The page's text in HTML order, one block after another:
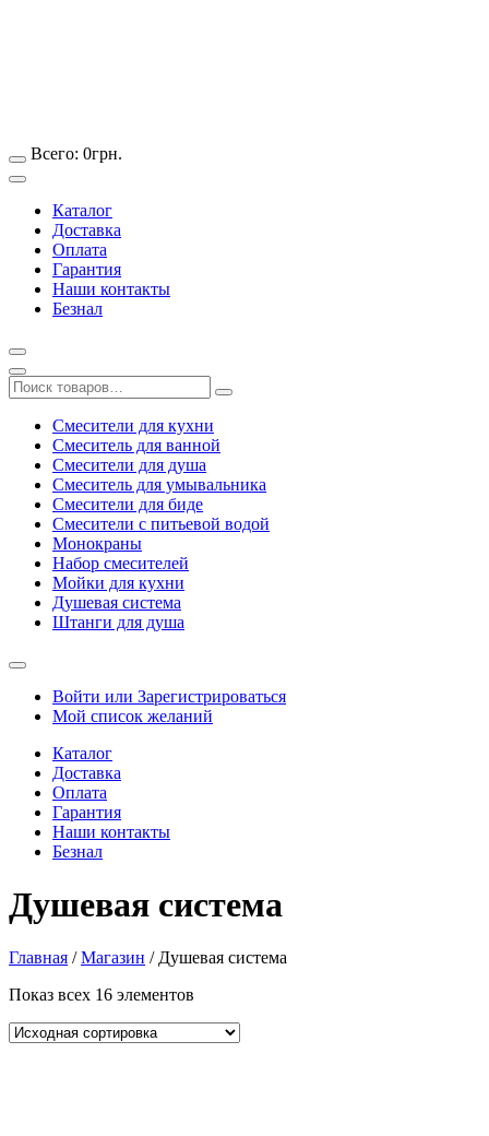
Всего: 0грн.
Каталог
Доставка
Оплата
Гарантия
Наши контакты
Безнал
Смесители для кухни
Смеситель для ванной
Смесители для душа
Смеситель для умывальника
Смесители для биде
Смесители с питьевой водой
Монокраны
Набор смесителей
Мойки для кухни
Душевая система
Штанги для душа
Войти или Зарегистрироваться
Мой список желаний
Каталог
Доставка
Оплата
Гарантия
Наши контакты
Безнал
Душевая система
Главная /Магазин / Душевая система
Показ всех 16 элементов